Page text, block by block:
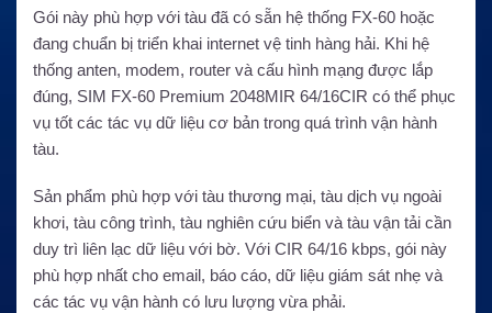
Gói này phù hợp với tàu đã có sẵn hệ thống FX-60 hoặc
đang chuẩn bị triển khai internet vệ tinh hàng hải. Khi hệ
thống anten, modem, router và cấu hình mạng được lắp
đúng, SIM FX-60 Premium 2048MIR 64/16CIR có thể phục
vụ tốt các tác vụ dữ liệu cơ bản trong quá trình vận hành
tàu.
Sản phẩm phù hợp với tàu thương mại, tàu dịch vụ ngoài
khơi, tàu công trình, tàu nghiên cứu biển và tàu vận tải cần
duy trì liên lạc dữ liệu với bờ. Với CIR 64/16 kbps, gói này
phù hợp nhất cho email, báo cáo, dữ liệu giám sát nhẹ và
các tác vụ vận hành có lưu lượng vừa phải.